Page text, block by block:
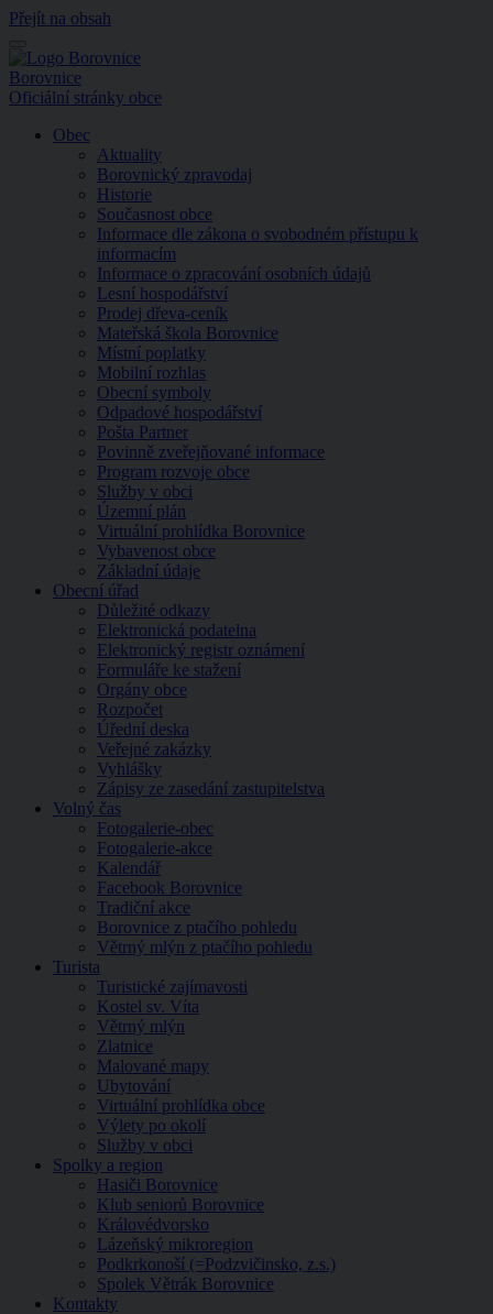
Přejít na obsah
Menu
Borovnice
Oficiální stránky obce
Obec
Aktuality
Borovnický zpravodaj
Historie
Současnost obce
Informace dle zákona o svobodném přístupu k
informacím
Informace o zpracování osobních údajů
Lesní hospodářství
Prodej dřeva-ceník
Mateřská škola Borovnice
Místní poplatky
Mobilní rozhlas
Obecní symboly
Odpadové hospodářství
Pošta Partner
Povinně zveřejňované informace
Program rozvoje obce
Služby v obci
Územní plán
Virtuální prohlídka Borovnice
Vybavenost obce
Základní údaje
Obecní úřad
Důležité odkazy
Elektronická podatelna
Elektronický registr oznámení
Formuláře ke stažení
Orgány obce
Rozpočet
Úřední deska
Veřejné zakázky
Vyhlášky
Zápisy ze zasedání zastupitelstva
Volný čas
Fotogalerie-obec
Fotogalerie-akce
Kalendář
Facebook Borovnice
Tradiční akce
Borovnice z ptačího pohledu
Větrný mlýn z ptačího pohledu
Turista
Turistické zajímavosti
Kostel sv. Víta
Větrný mlýn
Zlatnice
Malované mapy
Ubytování
Virtuální prohlídka obce
Výlety po okolí
Služby v obci
Spolky a region
Hasiči Borovnice
Klub seniorů Borovnice
Královédvorsko
Lázeňský mikroregion
Podkrkonoší (=Podzvičinsko, z.s.)
Spolek Větrák Borovnice
Kontakty